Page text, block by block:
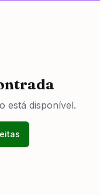
está disponível.